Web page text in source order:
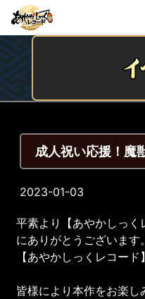
成人祝い応援！魔
2023-01-03
平素より【あやかしっ
にありがとうございます。
【あやかしっくレコード
皆様により本作をお楽し